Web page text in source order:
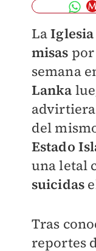
La
misas
semana
Lanka
del
Estado
una letal
suicidas
Tras
reportes